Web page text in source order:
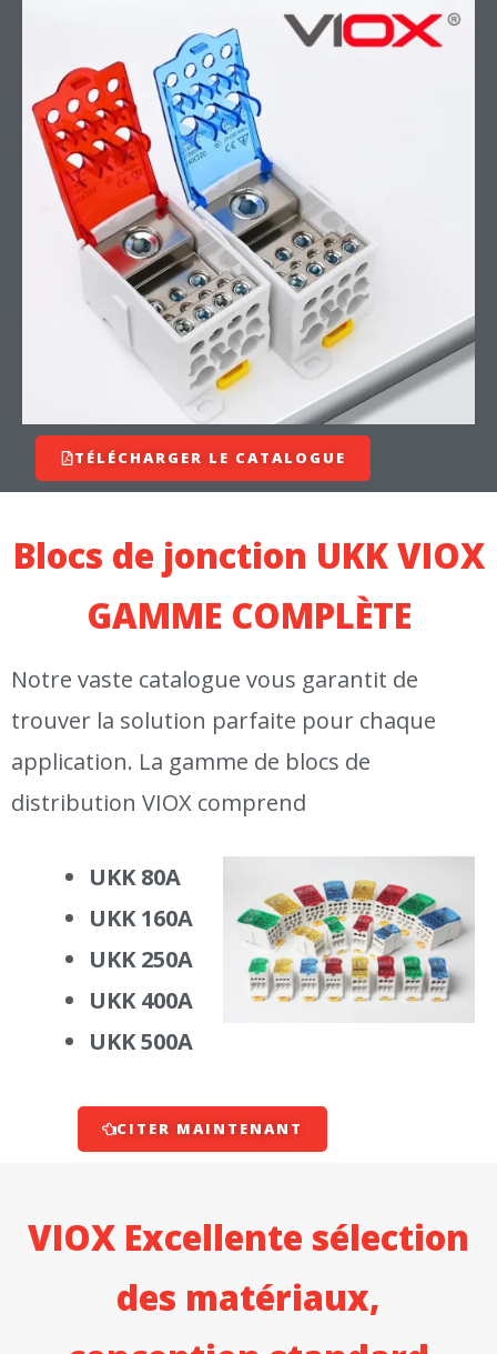
TÉLÉCHARGER LE CATALOGUE
Blocs de jonction UKK VIOX
GAMME COMPLÈTE
Notre vaste catalogue vous garantit de
trouver la solution parfaite pour chaque
application. La gamme de blocs de
distribution VIOX comprend
UKK 80A
UKK 160A
UKK 250A
UKK 400A
UKK 500A
CITER MAINTENANT
VIOX Excellente sélection
des matériaux,